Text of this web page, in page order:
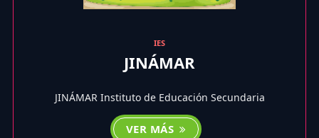
IES
JINÁMAR
JINÁMAR Instituto de Educación Secundaria
VER MÁS